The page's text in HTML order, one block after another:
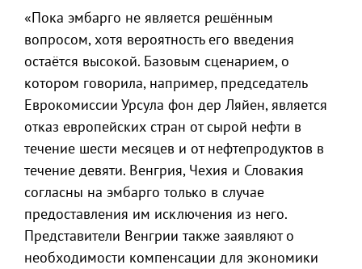
«Пока эмбарго не является решённым
вопросом, хотя вероятность его введения
остаётся высокой. Базовым сценарием, о
котором говорила, например, председатель
Еврокомиссии Урсула фон дер Ляйен, является
отказ европейских стран от сырой нефти в
течение шести месяцев и от нефтепродуктов в
течение девяти. Венгрия, Чехия и Словакия
согласны на эмбарго только в случае
предоставления им исключения из него.
Представители Венгрии также заявляют о
необходимости компенсации для экономики